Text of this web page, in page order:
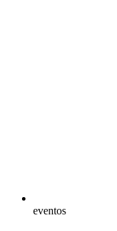
eventos